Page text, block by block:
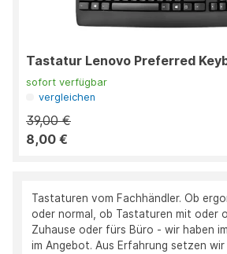
Tastatur Lenovo Preferred
sofort verfügbar
vergleichen
39,00 €
8,00 €
Tastaturen vom Fachhändler. Ob
oder normal, ob Tastaturen mit oder
Zuhause oder fürs Büro - wir haben
im Angebot. Aus Erfahrung setzen